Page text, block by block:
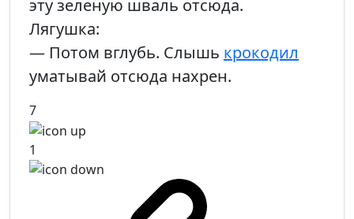
эту зеленую шваль отсюда.
Лягушка:
— Потом вглубь. Слышь крокодил
уматывай отсюда нахрен.
7
1